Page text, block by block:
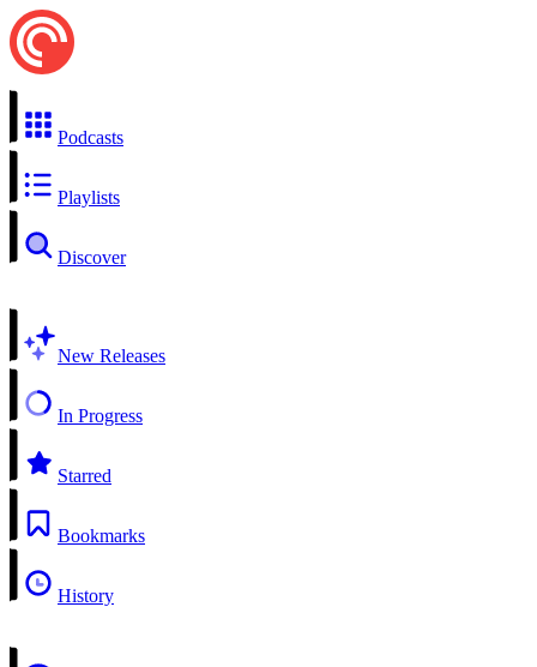
Podcasts
Playlists
Discover
New Releases
In Progress
Starred
Bookmarks
History